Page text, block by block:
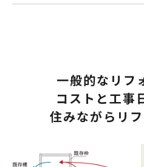
一般的なリフ
コストと工事
住みながらリ